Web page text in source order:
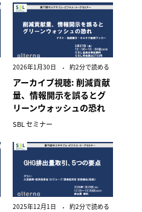
2026年1月30日 約2分で読める
アーカイブ視聴: 削減貢献
量、情報開示を誤るとグ
リーンウォッシュの恐れ
SBL セミナー
2025年12月1日 約2分で読める